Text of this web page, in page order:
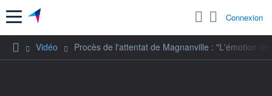
Menu Connexion
Vidéo Procès de l'attentat de Magnanville : "L'émotion